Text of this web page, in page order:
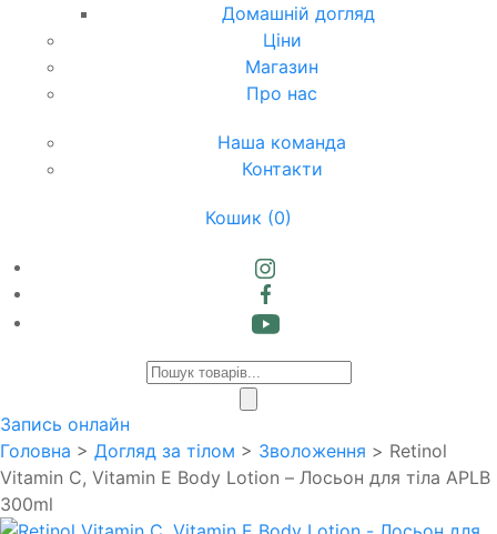
Домашній догляд
Ціни
Магазин
Про нас
Наша команда
Контакти
Кошик (0)
Products
Запись онлайн
Головна > Догляд за тілом > Зволоження > Retinol
Vitamin C, Vitamin E Body Lotion – Лосьон для тіла APLB
300ml